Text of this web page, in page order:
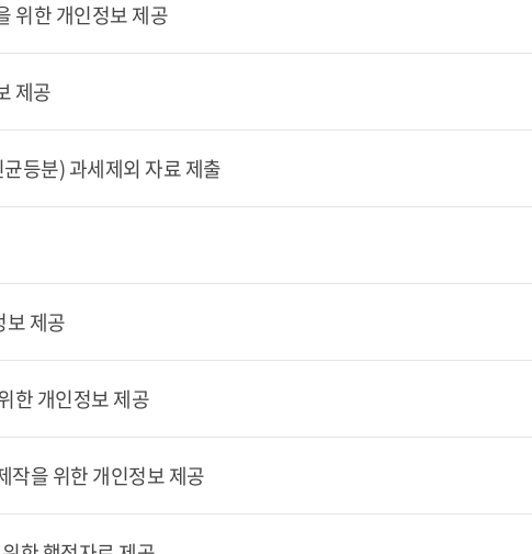
위한 개인정보 제공
제공
등분) 과세제외 자료 제출
제공
한 개인정보 제공
작을 위한 개인정보 제공